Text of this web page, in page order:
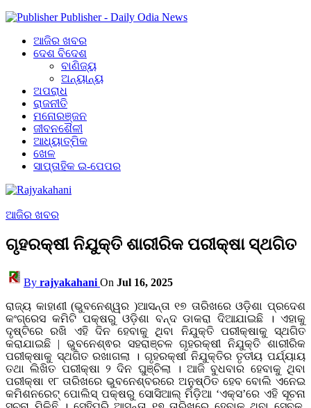
Publisher - Daily Odia News
ଆଜିର ଖବର
ଦେଶ ବିଦେଶ
ବାଣିଜ୍ୟ
ଅନ୍ୟାନ୍ୟ
ଅପରାଧ
ରାଜନୀତି
ମନୋରଞ୍ଜନ
ଜୀବନଶୈଳୀ
ଆଧ୍ୟାତ୍ମିକ
ଖେଳ
ସାପ୍ତାହିକ ଇ-ପେପର
ଆଜିର ଖବର
ଗୃହରକ୍ଷୀ ନିଯୁକ୍ତି ଶାରୀରିକ ପରୀକ୍ଷା ସ୍ଥଗିତ
By rajyakahani On Jul 16, 2025
ରାଜ୍ୟ କାହାଣୀ (ଭୁବନେଶ୍ୱର )ଆସନ୍ତା ୧୭ ତାରିଖରେ ଓଡ଼ିଶା ପ୍ରଦେଶ
କଂଗ୍ରେସ କମିଟି ପକ୍ଷରୁ ଓଡ଼ିଶା ବନ୍ଦ ଡାକରା ଦିଆଯାଇଛି । ଏହାକୁ
ଦୃଷ୍ଟିରେ ରଖି ଏହି ଦିନ ହେବାକୁ ଥିବା ନିଯୁକ୍ତି ପରୀକ୍ଷାକୁ ସ୍ଥଗିତ
କରାଯାଇଛି | ଭୁବନେଶ୍ଵର ସହରାଞ୍ଚଳ ଗୃହରକ୍ଷୀ ନିଯୁକ୍ତି ଶାରୀରିକ
ପରୀକ୍ଷାକୁ ସ୍ଥଗିତ ରଖାଗଲା । ଗୃହରକ୍ଷୀ ନିଯୁକ୍ତିର ତୃତୀୟ ପର୍ଯ୍ୟାୟ
ତଥା ଲିଖିତ ପରୀକ୍ଷା ୨ ଦିନ ଘୁଞ୍ଚିଲା । ଆଜି ବୁଧବାର ହେବାକୁ ଥିବା
ପରୀକ୍ଷା ୧୮ ତାରିଖରେ ଭୁବନେଶ୍ବରରେ ଅନୁଷ୍ଠିତ ହେବ ବୋଲି ଏନେଇ
କମିଶନରେଟ୍ ପୋଲିସ୍ ପକ୍ଷରୁ ସୋସିଆଲ୍ ମିଡ଼ିଆ ‘ଏକ୍ସ’ରେ ଏହି ସୂଚନା